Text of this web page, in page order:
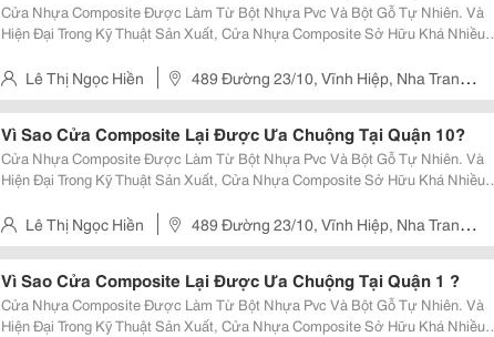
Cửa Nhựa Composite Được Làm Từ Bột Nhựa Pvc Và Bột Gỗ Tự Nhiên. Và
Hiện Đại Trong Kỹ Thuật Sản Xuất, Cửa Nhựa Composite Sở Hữu Khá Nhiều
Trường, Thay Thế Các Loại Cửa Nhựa Truyền...
Lê Thị Ngọc Hiền
489 Đường 23/10, Vĩnh Hiệp, Nha Trang,
Khánh Hòa.
Vì Sao Cửa Composite Lại Được Ưa Chuộng Tại Quận 10?
Cửa Nhựa Composite Được Làm Từ Bột Nhựa Pvc Và Bột Gỗ Tự Nhiên. Và
Hiện Đại Trong Kỹ Thuật Sản Xuất, Cửa Nhựa Composite Sở Hữu Khá Nhiều
Trường, Thay Thế Các Loại Cửa Nhựa Truyền...
Lê Thị Ngọc Hiền
489 Đường 23/10, Vĩnh Hiệp, Nha Trang,
Khánh Hòa.
Vì Sao Cửa Composite Lại Được Ưa Chuộng Tại Quận 1 ?
Cửa Nhựa Composite Được Làm Từ Bột Nhựa Pvc Và Bột Gỗ Tự Nhiên. Và
Hiện Đại Trong Kỹ Thuật Sản Xuất, Cửa Nhựa Composite Sở Hữu Khá Nhiều